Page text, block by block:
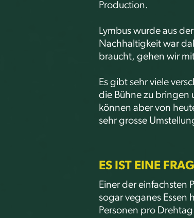
Production.
Lymbus wurde aus
Nachhaltigkeit war
braucht, gehen wir
Es gibt sehr viele
die Bühne zu bringen
können aber von
sehr grosse
ES IST EINE
Einer der einfachsten
sogar veganes Essen
Personen pro